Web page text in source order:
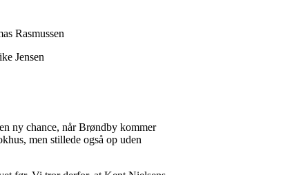
Rasmussen
Jensen
ny chance, når Brøndby kommer
men stillede også op uden